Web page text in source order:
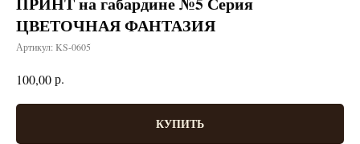
ЦВЕТОЧНАЯ ФАНТАЗИЯ
Артикул: KS-0605
100,00р.
КУПИТЬ